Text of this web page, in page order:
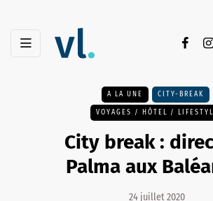
A LA UNE CITY-BREAK
VOYAGES / HÔTEL /
City break :
Palma aux
24 juillet 2020